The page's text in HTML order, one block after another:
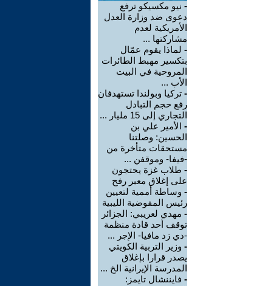
- نيو مكسيكو ترفع
دعوى ضد وزارة العدل
الأمريكية لعدم
مشاركتها ...
- لماذا يقوم عمّال
بتكسير مهبط الطائرات
المروحية في البيت
الأب ...
- تركيا وبولندا تستهدفان
رفع حجم التبادل
التجاري إلى 15 مليار ...
- الأمير علي بن
الحسين: وصلتنا
مستحقات متأخرة من
-فيفا- وموقفن ...
- طلاب غزة يحتجون
على إغلاق معبر رفح
- وساطة أممية لتعيين
رئيس المفوضية الليبية
- مهدي لعريبي: الجزائر
توقف أحد قادة منظمة
-دي زد مافيا- الإجر ...
- وزير التربية الكويتي
يصدر قرارا بإغلاق
المدرسة الإيرانية الخ ...
- فايننشال تايمز: